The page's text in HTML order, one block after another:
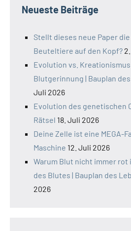
Neueste Beiträge
Stellt dieses neue Paper
Beuteltiere auf den Kopf?
Evolution vs.
Blutgerinnung | Bauplan
Juli 2026
Evolution des genetischen
Rätsel 18. Juli 2026
Deine Zelle ist eine MEGA-
Maschine 12. Juli 2026
Warum Blut nicht immer rot
des Blutes | Bauplan des
2026